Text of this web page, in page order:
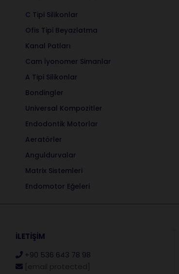
C Tipi Silikonlar
Ofis Tipi Beyazlatma
Kanal Patları
Cam İyonomer Simanlar
A Tipi Silikonlar
Bondingler
Universal Kompozitler
Endodontik Motorlar
Aeratörler
Anguldurvalar
Matrix Sistemleri
Endomotor Eğeleri
İLETİŞİM
+90 536 643 78 98